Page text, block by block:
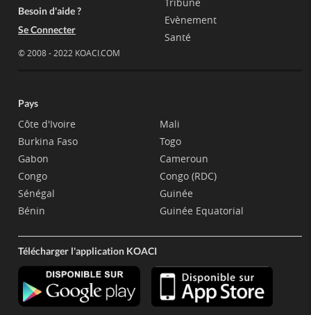
Besoin d'aide ?
Se Connecter
© 2008 - 2022 KOACI.COM
Evènement
Santé
Pays
Côte d'Ivoire
Burkina Faso
Gabon
Congo
Sénégal
Bénin
Mali
Togo
Cameroun
Congo (RDC)
Guinée
Guinée Equatorial
Télécharger l'application KOACI